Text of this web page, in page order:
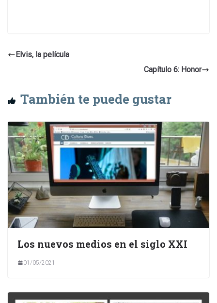
Elvis, la película
Capítulo 6: Honor
También te puede gustar
Los nuevos medios en el siglo XXI
01/05/2021